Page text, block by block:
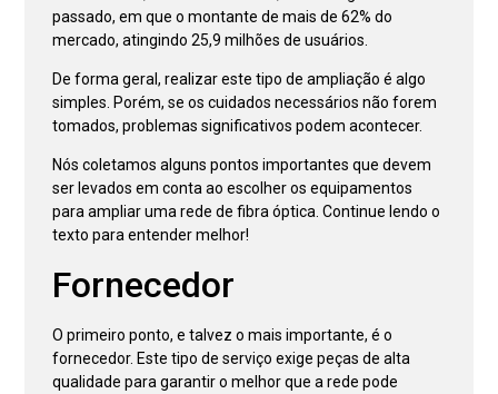
passado, em que o montante de mais de 62% do
mercado, atingindo 25,9 milhões de usuários.
De forma geral, realizar este tipo de ampliação é algo
simples. Porém, se os cuidados necessários não forem
tomados, problemas significativos podem acontecer.
Nós coletamos alguns pontos importantes que devem
ser levados em conta ao escolher os equipamentos
para ampliar uma rede de fibra óptica. Continue lendo o
texto para entender melhor!
Fornecedor
O primeiro ponto, e talvez o mais importante, é o
fornecedor. Este tipo de serviço exige peças de alta
qualidade para garantir o melhor que a rede pode